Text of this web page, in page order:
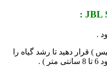
.
) قرار دهید تا رشد گیاه را
) .